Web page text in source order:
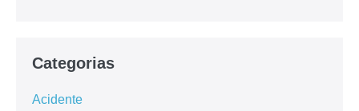
Categorias
Acidente